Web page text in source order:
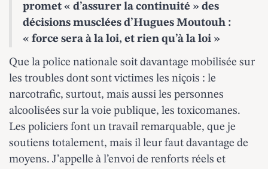
promet « d’assurer la continuité » des
décisions musclées d’Hugues Moutouh :
« force sera à la loi, et rien qu’à la loi »
Que la police nationale soit davantage mobilisée sur
les troubles dont sont victimes les niçois : le
narcotrafic, surtout, mais aussi les personnes
alcoolisées sur la voie publique, les toxicomanes.
Les policiers font un travail remarquable, que je
soutiens totalement, mais il leur faut davantage de
moyens. J’appelle à l’envoi de renforts réels et